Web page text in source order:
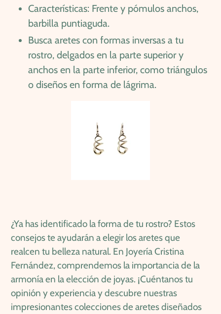
Características: Frente y pómulos anchos,
barbilla puntiaguda.
Busca aretes con formas inversas a tu
rostro, delgados en la parte superior y
anchos en la parte inferior, como triángulos
o diseños en forma de lágrima.
¿Ya has identificado la forma de tu rostro? Estos
consejos te ayudarán a elegir los aretes que
realcen tu belleza natural. En Joyería Cristina
Fernández, comprendemos la importancia de la
armonía en la elección de joyas. ¡Cuéntanos tu
opinión y experiencia y descubre nuestras
impresionantes colecciones de aretes diseñados